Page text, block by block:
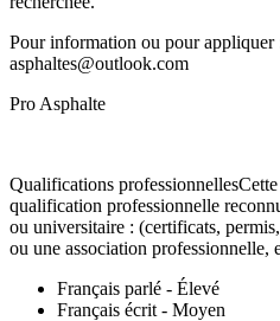
Pour information ou pour
asphaltes@outlook.com
Pro Asphalte
Qualifications
qualification professionnelle
ou universitaire : (certificats,
ou une association professionnelle,
Français parlé - Élevé
Français écrit - Moyen